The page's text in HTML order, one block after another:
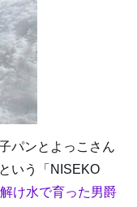
パンとよっこさん
いう「NISEKO
け水で育った男爵